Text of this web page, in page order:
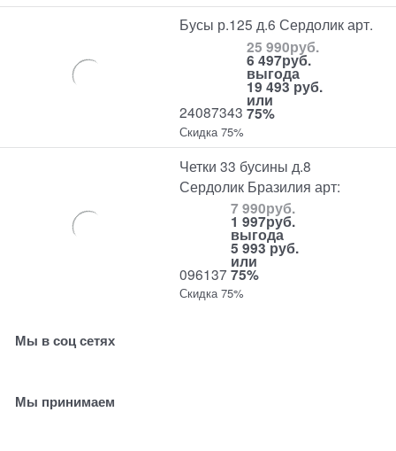
Бусы р.125 д.6 Сердолик арт.
24087343
25 990руб.
6 497руб.
выгода
19 493 руб.
или
75%
Скидка 75%
Четки 33 бусины д.8
Сердолик Бразилия арт:
096137
7 990руб.
1 997руб.
выгода
5 993 руб.
или
75%
Скидка 75%
Мы в соц сетях
Мы принимаем